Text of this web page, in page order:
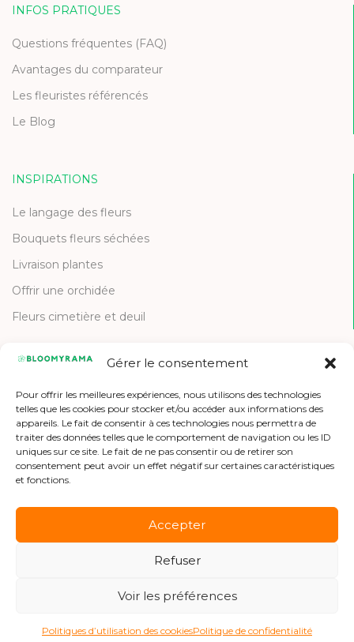
Gérer le consentement
Pour offrir les meilleures expériences, nous utilisons des technologies
telles que les cookies pour stocker et/ou accéder aux informations des
appareils. Le fait de consentir à ces technologies nous permettra de
traiter des données telles que le comportement de navigation ou les ID
uniques sur ce site. Le fait de ne pas consentir ou de retirer son
consentement peut avoir un effet négatif sur certaines caractéristiques
et fonctions.
Accepter
Refuser
Voir les préférences
Politiques d’utilisation des cookiesPolitique de confidentialité
INFOS PRATIQUES
Questions fréquentes (FAQ)
Avantages du comparateur
Les fleuristes référencés
Le Blog
INSPIRATIONS
Le langage des fleurs
Bouquets fleurs séchées
Livraison plantes
Offrir une orchidée
Fleurs cimetière et deuil
Contactez-nous
Etre référencé
Offres d'emploi